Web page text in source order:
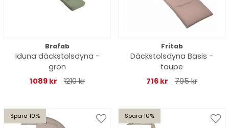
Brafab
Iduna däckstolsdyna -
grön
1089 kr
1210 kr
Fritab
Däckstolsdyna Basis -
taupe
716 kr
795 kr
Spara 10% Spara 10%